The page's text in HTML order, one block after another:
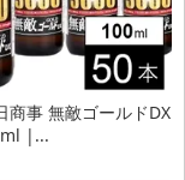
商事 無敵ゴールドDX
|...